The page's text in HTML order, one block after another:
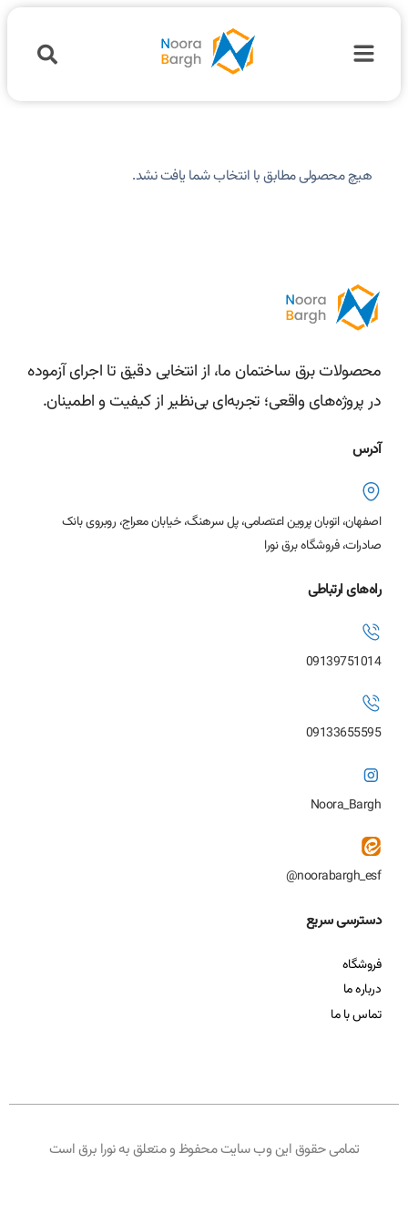
هیچ محصولی مطابق با انتخاب شما یافت نشد.
محصولات برق ساختمان ما، از انتخابی دقیق تا اجرای آزموده
در پروژه‌های واقعی؛ تجربه‌ای بی‌نظیر از کیفیت و اطمینان.
آدرس
اصفهان، اتوبان پروین اعتصامی، پل سرهنگ، خیابان معراج، روبروی بانک
صادرات، فروشگاه برق نورا
راه‌های ارتباطی
09139751014
09133655595
Noora_Bargh
noorabargh_esf@
دسترسی سریع
فروشگاه
درباره ما
تماس با ما
تمامی حقوق این وب سایت محفوظ و متعلق به نورا برق است